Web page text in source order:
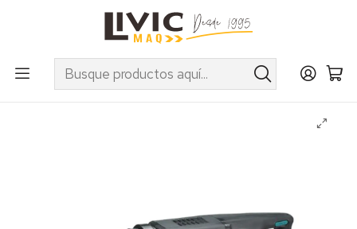
UTILIZA EL CUPÓN "INVIERNO10" EN PRODUCTOS SELECCIONADOS
Herramientas Eléctricas e Inalámbricas
Demoledores Demoledor Sds Max 1510W 9,7Kg HM1205C